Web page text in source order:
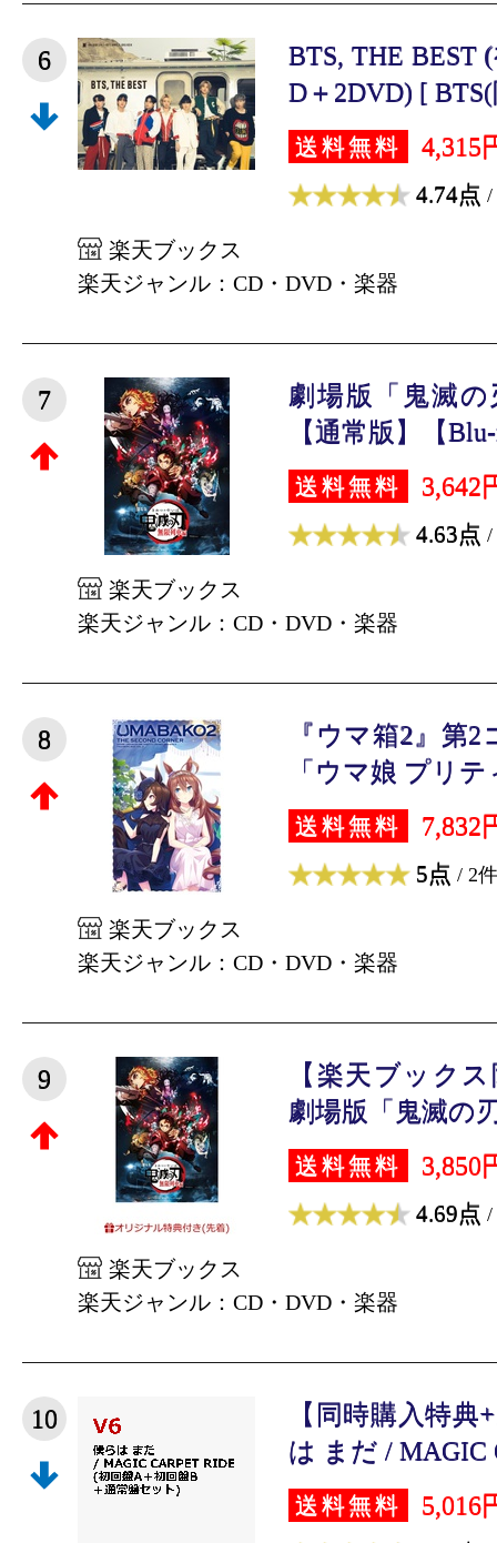
6
BTS, THE BEST
D＋2DVD) [
送料無料 4,315
4.74点 /
楽天ブックス
楽天ジャンル：CD・DVD・楽器
7
劇場版「鬼滅
【通常版】【
送料無料 3,642
4.63点 /
楽天ブックス
楽天ジャンル：CD・DVD・楽器
8
『ウマ箱2』第
「ウマ娘 プリ
送料無料 7,832
5点 / 2件
楽天ブックス
楽天ジャンル：CD・DVD・楽器
9
【楽天ブック
劇場版「鬼滅の
送料無料 3,850
4.69点 /
楽天ブックス
楽天ジャンル：CD・DVD・楽器
10
【同時購入特典
は まだ / MAGIC
送料無料 5,016